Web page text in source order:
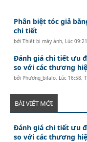
Phân biệt tóc giả
chi tiết
bởiThiết bị máy ảnh, Lúc
Đánh giá chi tiết ưu
so với các thương
bởi Phương_bilalo, Lúc 16:58,
BÀI VIẾT MỚI
Đánh giá chi tiết ưu
so với các thương